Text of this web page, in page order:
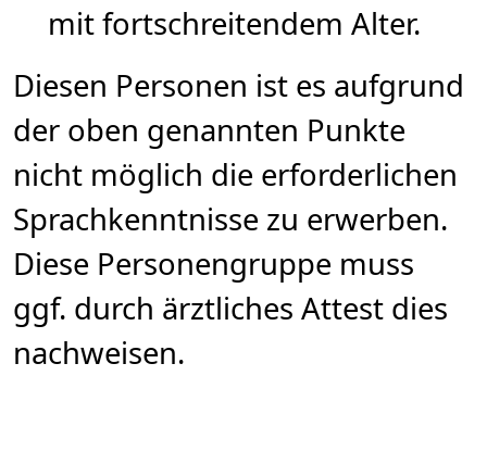
mit fortschreitendem Alter.
Diesen Personen ist es aufgrund
der oben genannten Punkte
nicht möglich die erforderlichen
Sprachkenntnisse zu erwerben.
Diese Personengruppe muss
ggf. durch ärztliches Attest dies
nachweisen.